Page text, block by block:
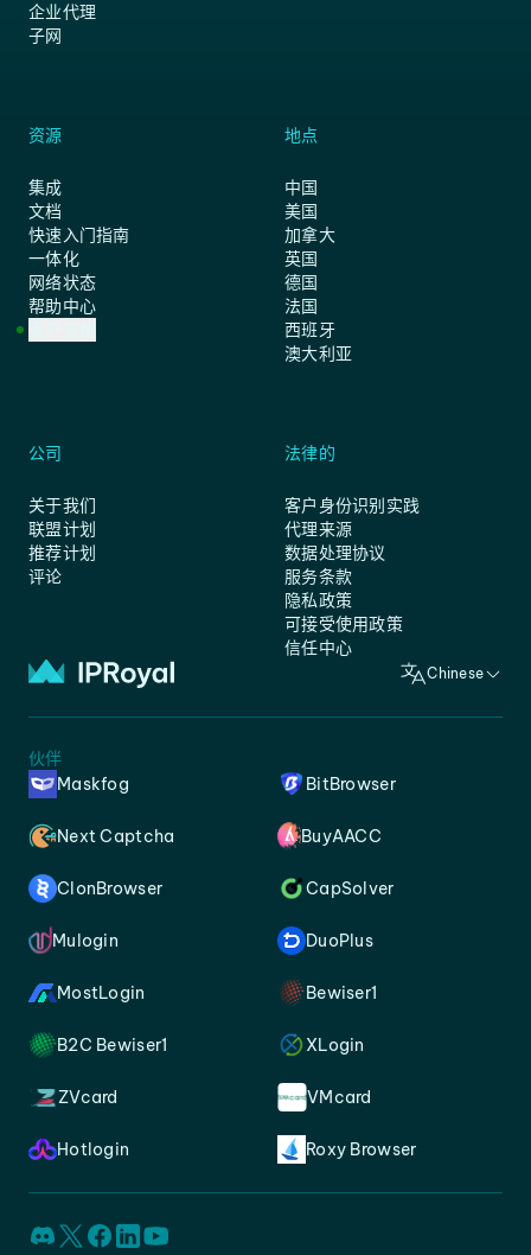
企业代理
子网
资源
集成
文档
快速入门指南
一体化
网络状态
帮助中心
地点
中国
美国
加拿大
英国
德国
法国
西班牙
澳大利亚
公司
关于我们
联盟计划
推荐计划
评论
法律的
客户身份识别实践
代理来源
数据处理协议
服务条款
隐私政策
可接受使用政策
信任中心
Chinese
伙伴
Maskfog
BitBrowser
Next Captcha BuyAACC
ClonBrowser CapSolver
Mulogin DuoPlus
MostLogin Bewiser1
B2C Bewiser1 XLogin
ZVcard VMcard
Hotlogin Roxy Browser